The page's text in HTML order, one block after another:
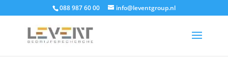
088 987 60 00 info@leventgroup.nl